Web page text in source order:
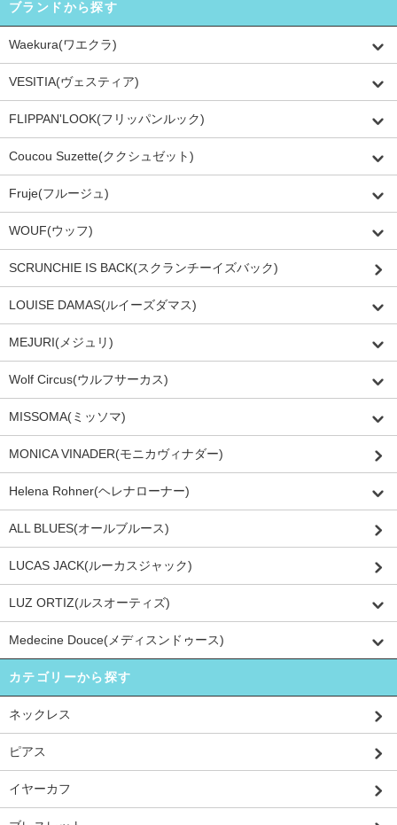
ブランドから探す
Waekura(ワエクラ)
VESITIA(ヴェスティア)
FLIPPAN'LOOK(フリッパンルック)
Coucou Suzette(ククシュゼット)
Fruje(フルージュ)
WOUF(ウッフ)
SCRUNCHIE IS BACK(スクランチーイズバック)
LOUISE DAMAS(ルイーズダマス)
MEJURI(メジュリ)
Wolf Circus(ウルフサーカス)
MISSOMA(ミッソマ)
MONICA VINADER(モニカヴィナダー)
Helena Rohner(ヘレナローナー)
ALL BLUES(オールブルース)
LUCAS JACK(ルーカスジャック)
LUZ ORTIZ(ルスオーティズ)
Medecine Douce(メディスンドゥース)
カテゴリーから探す
ネックレス
ピアス
イヤーカフ